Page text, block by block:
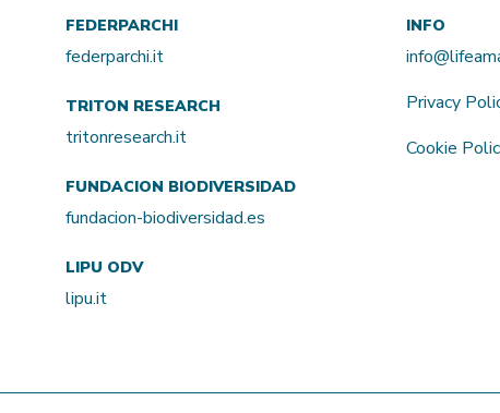
FEDERPARCHI
federparchi.it
TRITON RESEARCH
tritonresearch.it
FUNDACION BIODIVERSIDAD
fundacion-biodiversidad.es
LIPU ODV
lipu.it
INFO
Privacy
Cookie